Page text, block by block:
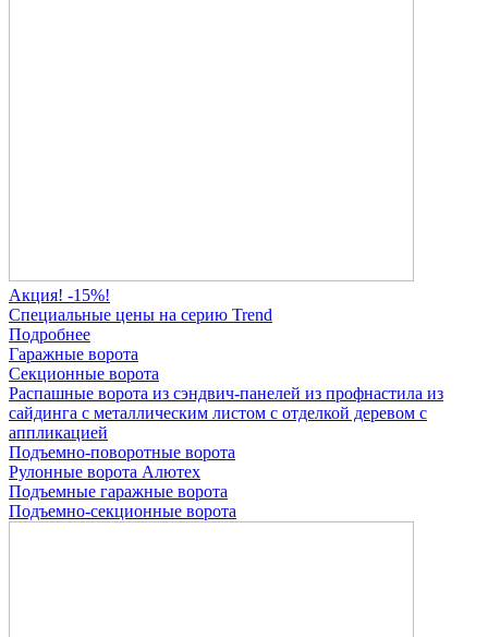
Акция! -15%!
Специальные цены на серию Trend
Подробнее
Гаражные ворота
Секционные ворота
Распашные ворота из сэндвич-панелей из профнастила из
сайдинга с металлическим листом с отделкой деревом с
аппликацией
Подъемно-поворотные ворота
Рулонные ворота Алютех
Подъемные гаражные ворота
Подъемно-секционные ворота